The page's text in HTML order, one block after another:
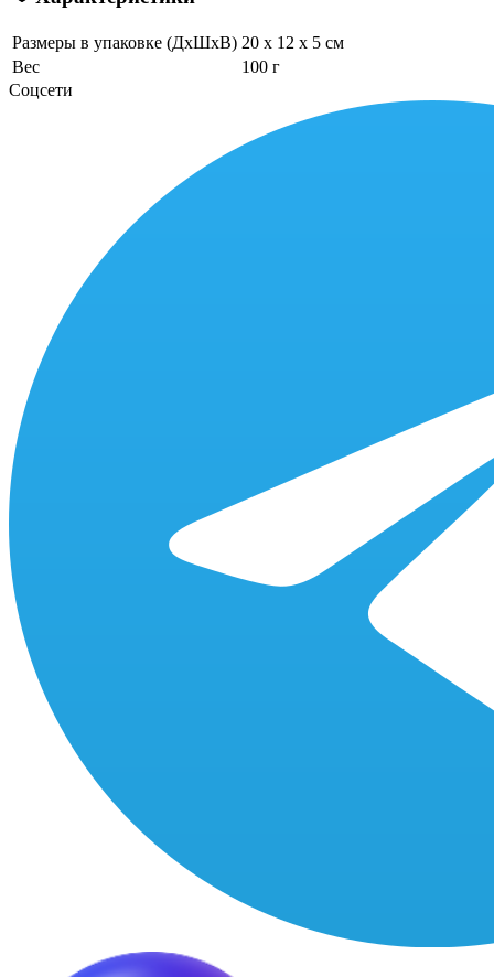
Размеры в упаковке (ДхШхВ) 20 x 12 x 5 см
Вес
100 г
Соцсети